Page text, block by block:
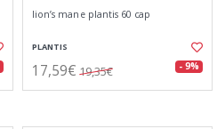
lion’s mane plantis 60 cap
PLANTIS
17,59€ 19,35€ - 9%